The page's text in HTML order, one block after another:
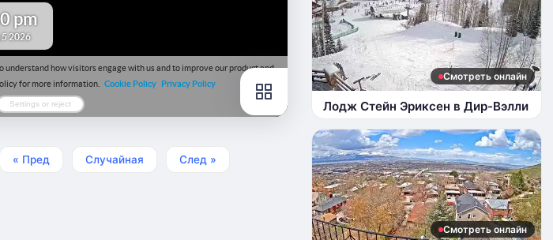
« Пред Случайная След »
Смотреть онлайн
Лодж Стейн Эриксен в Дир-Вэлли
Смотреть онлайн